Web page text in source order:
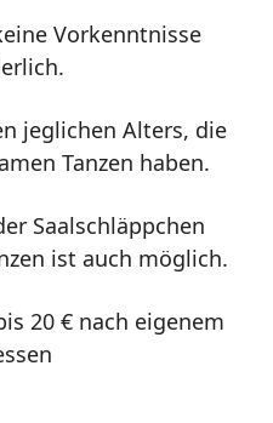
Vorkenntnisse
jeglichen Alters, die
Tanzen haben.
Saalschläppchen
ist auch möglich.
20 € nach eigenem